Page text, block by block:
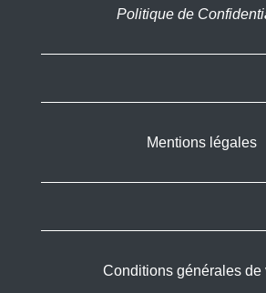
Politique de
Mentions légales
Conditions générales de